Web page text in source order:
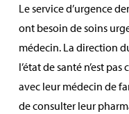
Le service d’urgence
ont besoin de soins
médecin. La direction
l’état de santé n’est
avec leur médecin de
de consulter leur